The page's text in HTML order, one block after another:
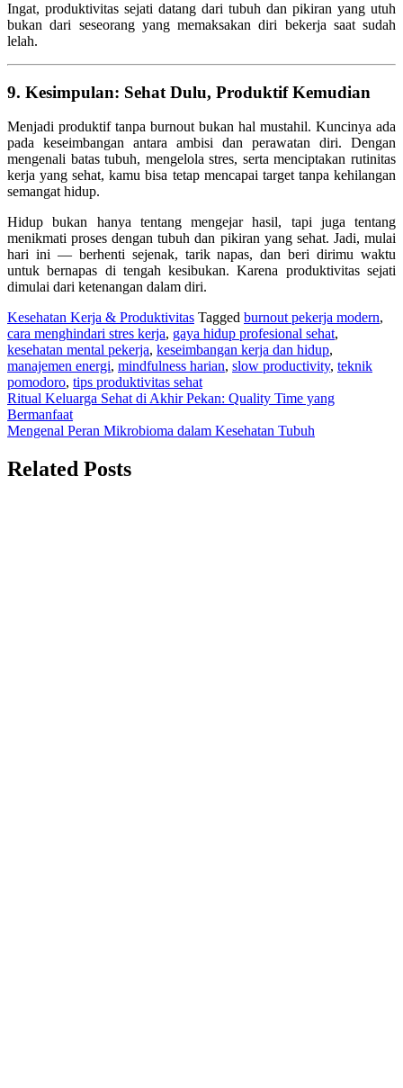
Ingat, produktivitas sejati datang dari tubuh dan pikiran yang utuh
bukan dari seseorang yang memaksakan diri bekerja saat sudah
lelah.
9. Kesimpulan: Sehat Dulu, Produktif Kemudian
Menjadi produktif tanpa burnout bukan hal mustahil. Kuncinya ada
pada keseimbangan antara ambisi dan perawatan diri. Dengan
mengenali batas tubuh, mengelola stres, serta menciptakan rutinitas
kerja yang sehat, kamu bisa tetap mencapai target tanpa kehilangan
semangat hidup.
Hidup bukan hanya tentang mengejar hasil, tapi juga tentang
menikmati proses dengan tubuh dan pikiran yang sehat. Jadi, mulai
hari ini — berhenti sejenak, tarik napas, dan beri dirimu waktu
untuk bernapas di tengah kesibukan. Karena produktivitas sejati
dimulai dari ketenangan dalam diri.
Kesehatan Kerja & Produktivitas Tagged burnout pekerja modern,
cara menghindari stres kerja, gaya hidup profesional sehat,
kesehatan mental pekerja, keseimbangan kerja dan hidup,
manajemen energi, mindfulness harian, slow productivity, teknik
pomodoro, tips produktivitas sehat
Navigasi
pos
Ritual Keluarga Sehat di Akhir Pekan: Quality Time yang
Bermanfaat
Mengenal Peran Mikrobioma dalam Kesehatan Tubuh
Related Posts